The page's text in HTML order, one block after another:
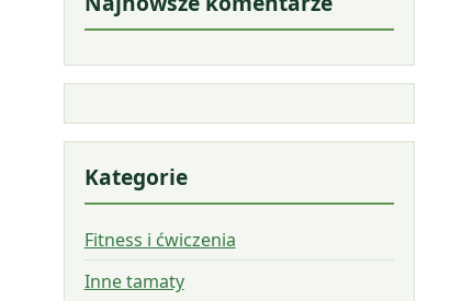
Kategorie
Fitness i ćwiczenia
Inne tamaty